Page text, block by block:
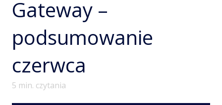
Gateway –
podsumowanie
czerwca
5 min. czytania